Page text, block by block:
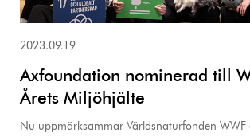
2023.09.19
Axfoundation nominerad till
Årets Miljöhjälte
Nu uppmärksammar Världsnaturfonden WWF